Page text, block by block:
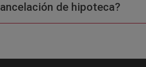
de hipoteca?